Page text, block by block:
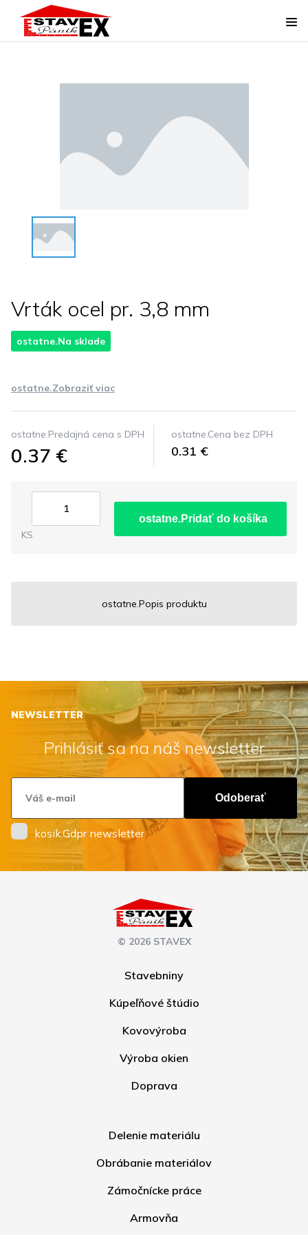
Vrták ocel pr. 3,8 mm
ostatne.Na sklade
ostatne.Zobraziť viac
ostatne.Predajná cena s DPH
0.37 €
ostatne.Cena bez DPH
0.31 €
KS
ostatne.Pridať do košíka
ostatne.Popis produktu
NEWSLETTER
Prihlásiť sa na náš newsletter
Odoberať
kosik.Gdpr newsletter
© 2026 STAVEX
Stavebniny
Kúpeľňové štúdio
Kovovýroba
Výroba okien
Doprava
Delenie materiálu
Obrábanie materiálov
Zámočnícke práce
Armovňa